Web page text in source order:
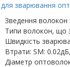
зварювання
Зведення волокон
Типи волокон, що
Швидкість
Втрати: SM:
Діаметр